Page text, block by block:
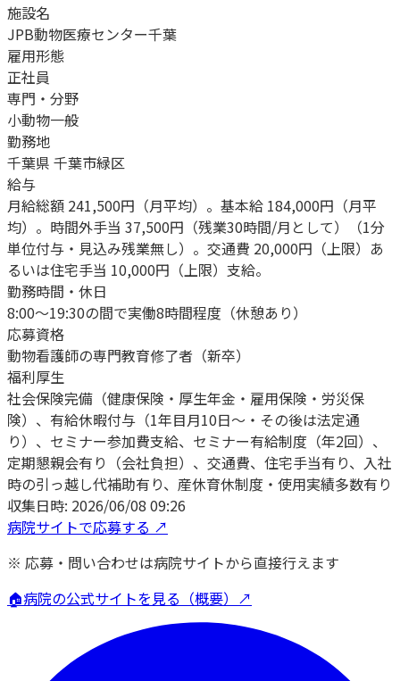
施設名
JPB動物医療センター千葉
雇用形態
正社員
専門・分野
小動物一般
勤務地
千葉県 千葉市緑区
給与
月給総額 241,500円（月平均）。基本給 184,000円（月平
均）。時間外手当 37,500円（残業30時間/月として）（1分
単位付与・見込み残業無し）。交通費 20,000円（上限）あ
るいは住宅手当 10,000円（上限）支給。
勤務時間・休日
8:00～19:30の間で実働8時間程度（休憩あり）
応募資格
動物看護師の専門教育修了者（新卒）
福利厚生
社会保険完備（健康保険・厚生年金・雇用保険・労災保
険）、有給休暇付与（1年目月10日～・その後は法定通
り）、セミナー参加費支給、セミナー有給制度（年2回）、
定期懇親会有り（会社負担）、交通費、住宅手当有り、入社
時の引っ越し代補助有り、産休育休制度・使用実績多数有り
収集日時: 2026/06/08 09:26
病院サイトで応募する ↗
※ 応募・問い合わせは病院サイトから直接行えます
🏠病院の公式サイトを見る（概要）↗